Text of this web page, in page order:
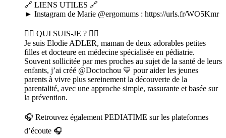
🔗 LIENS UTILES 🔗
► Instagram de Marie @ergomums : https://urls.fr/WO5Kmr
👩‍⚕️ QUI SUIS-JE ? 👩‍⚕️
Je suis Elodie ADLER, maman de deux adorables petites
filles et docteure en médecine spécialisée en pédiatrie.
Souvent sollicitée par mes proches au sujet de la santé de leurs
enfants, j’ai créé @Doctochou 💛 pour aider les jeunes
parents à vivre plus sereinement la découverte de la
parentalité, avec une approche simple, rassurante et basée sur
la prévention.
🎧 Retrouvez également PEDIATIME sur les plateformes
d’écoute 🎧